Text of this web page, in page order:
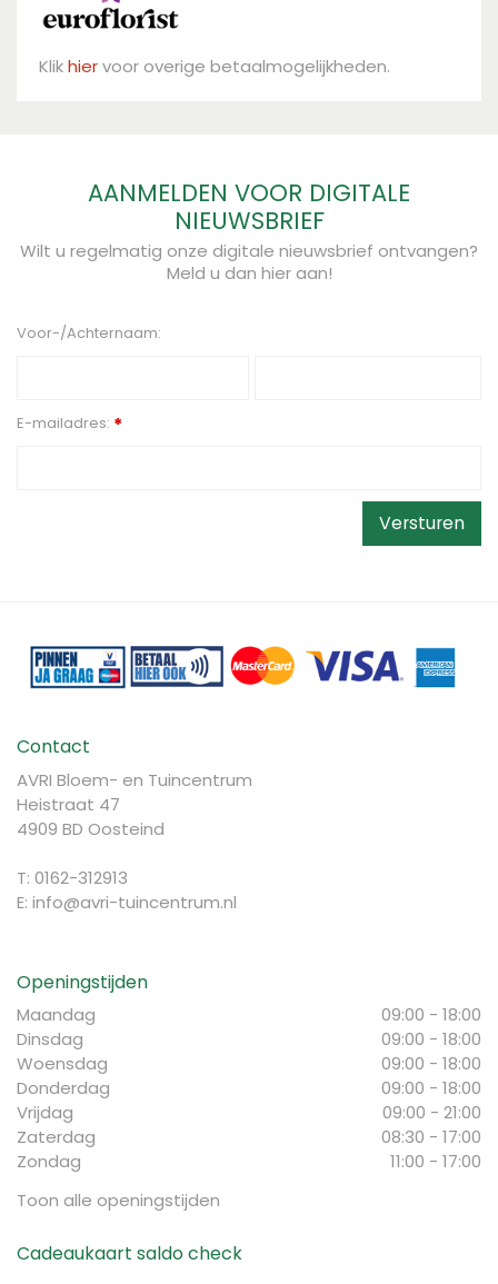
Klikhiervoor overige betaalmogelijkheden.
AANMELDEN VOOR DIGITALE
NIEUWSBRIEF
Wilt u regelmatig onze digitale nieuwsbrief ontvangen?
Meld u dan hier aan!
Voor-/Achternaam:
E-mailadres: *
Contact
AVRI Bloem- en Tuincentrum
Heistraat 47
4909 BD Oosteind
T: 0162-312913
E: info@avri-tuincentrum.nl
Openingstijden
Maandag
09:00 - 18:00
Dinsdag
09:00 - 18:00
Woensdag
09:00 - 18:00
Donderdag
09:00 - 18:00
Vrijdag
09:00 - 21:00
Zaterdag
08:30 - 17:00
Zondag
11:00 - 17:00
Toon alle openingstijden
Cadeaukaart saldo check